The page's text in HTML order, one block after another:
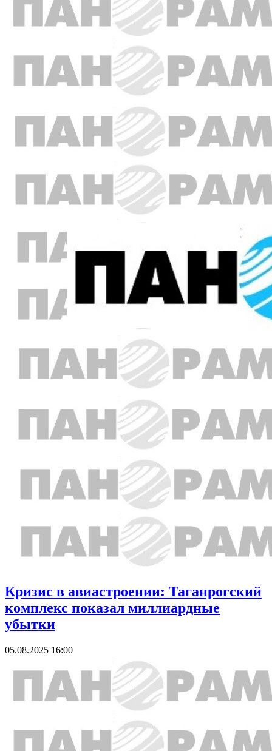
Кризис в авиастроении: Таганрогский
комплекс показал миллиардные
убытки
05.08.2025 16:00